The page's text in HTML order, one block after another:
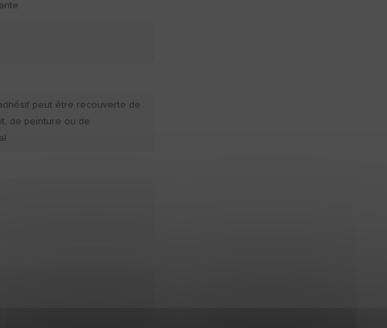
peut être recouverte de
de peinture ou de